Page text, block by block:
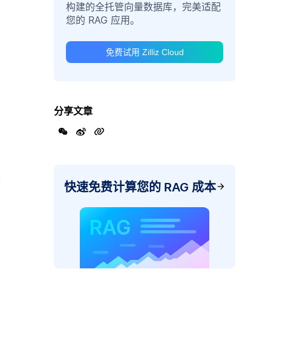
构建的全托管向量数据库，完美适配
您的 RAG 应用。
免费试用 Zilliz Cloud
分享文章
快速免费计算您的 RAG 成本